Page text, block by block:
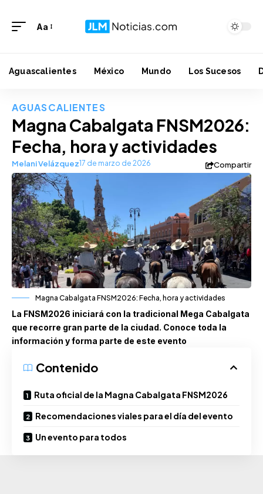
Aa
Aguascalientes México Mundo Los Sucesos
AGUASCALIENTES
Magna Cabalgata FNSM2026:
Fecha, hora y actividades
Melani Velázquez17 de marzo de 2026 Compartir
Magna Cabalgata FNSM2026: Fecha, hora y actividades
La FNSM2026 iniciará con la tradicional Mega Cabalgata
que recorre gran parte de la ciudad. Conoce toda la
información y forma parte de este evento
Contenido
Ruta oficial de la Magna Cabalgata FNSM2026
Recomendaciones viales para el día del evento
Un evento para todos